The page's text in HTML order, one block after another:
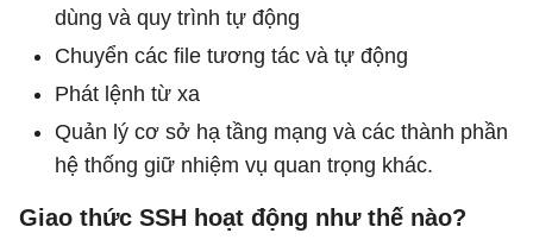
dùng và quy trình tự động
Chuyển các file tương tác và tự động
Phát lệnh từ xa
Quản lý cơ sở hạ tầng mạng và các thành phần
hệ thống giữ nhiệm vụ quan trọng khác.
Giao thức SSH hoạt động như thế nào?